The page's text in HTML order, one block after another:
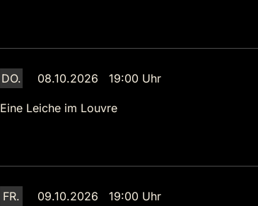
DO. 08.10.2026 19:00 Uhr
Eine Leiche im Louvre
FR. 09.10.2026 19:00 Uhr